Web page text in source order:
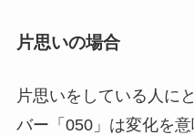
片思いの場合
片思いをしている人に
バー「050」は変化を意